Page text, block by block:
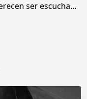
DramaMex: Historias que merecen ser escuchadas